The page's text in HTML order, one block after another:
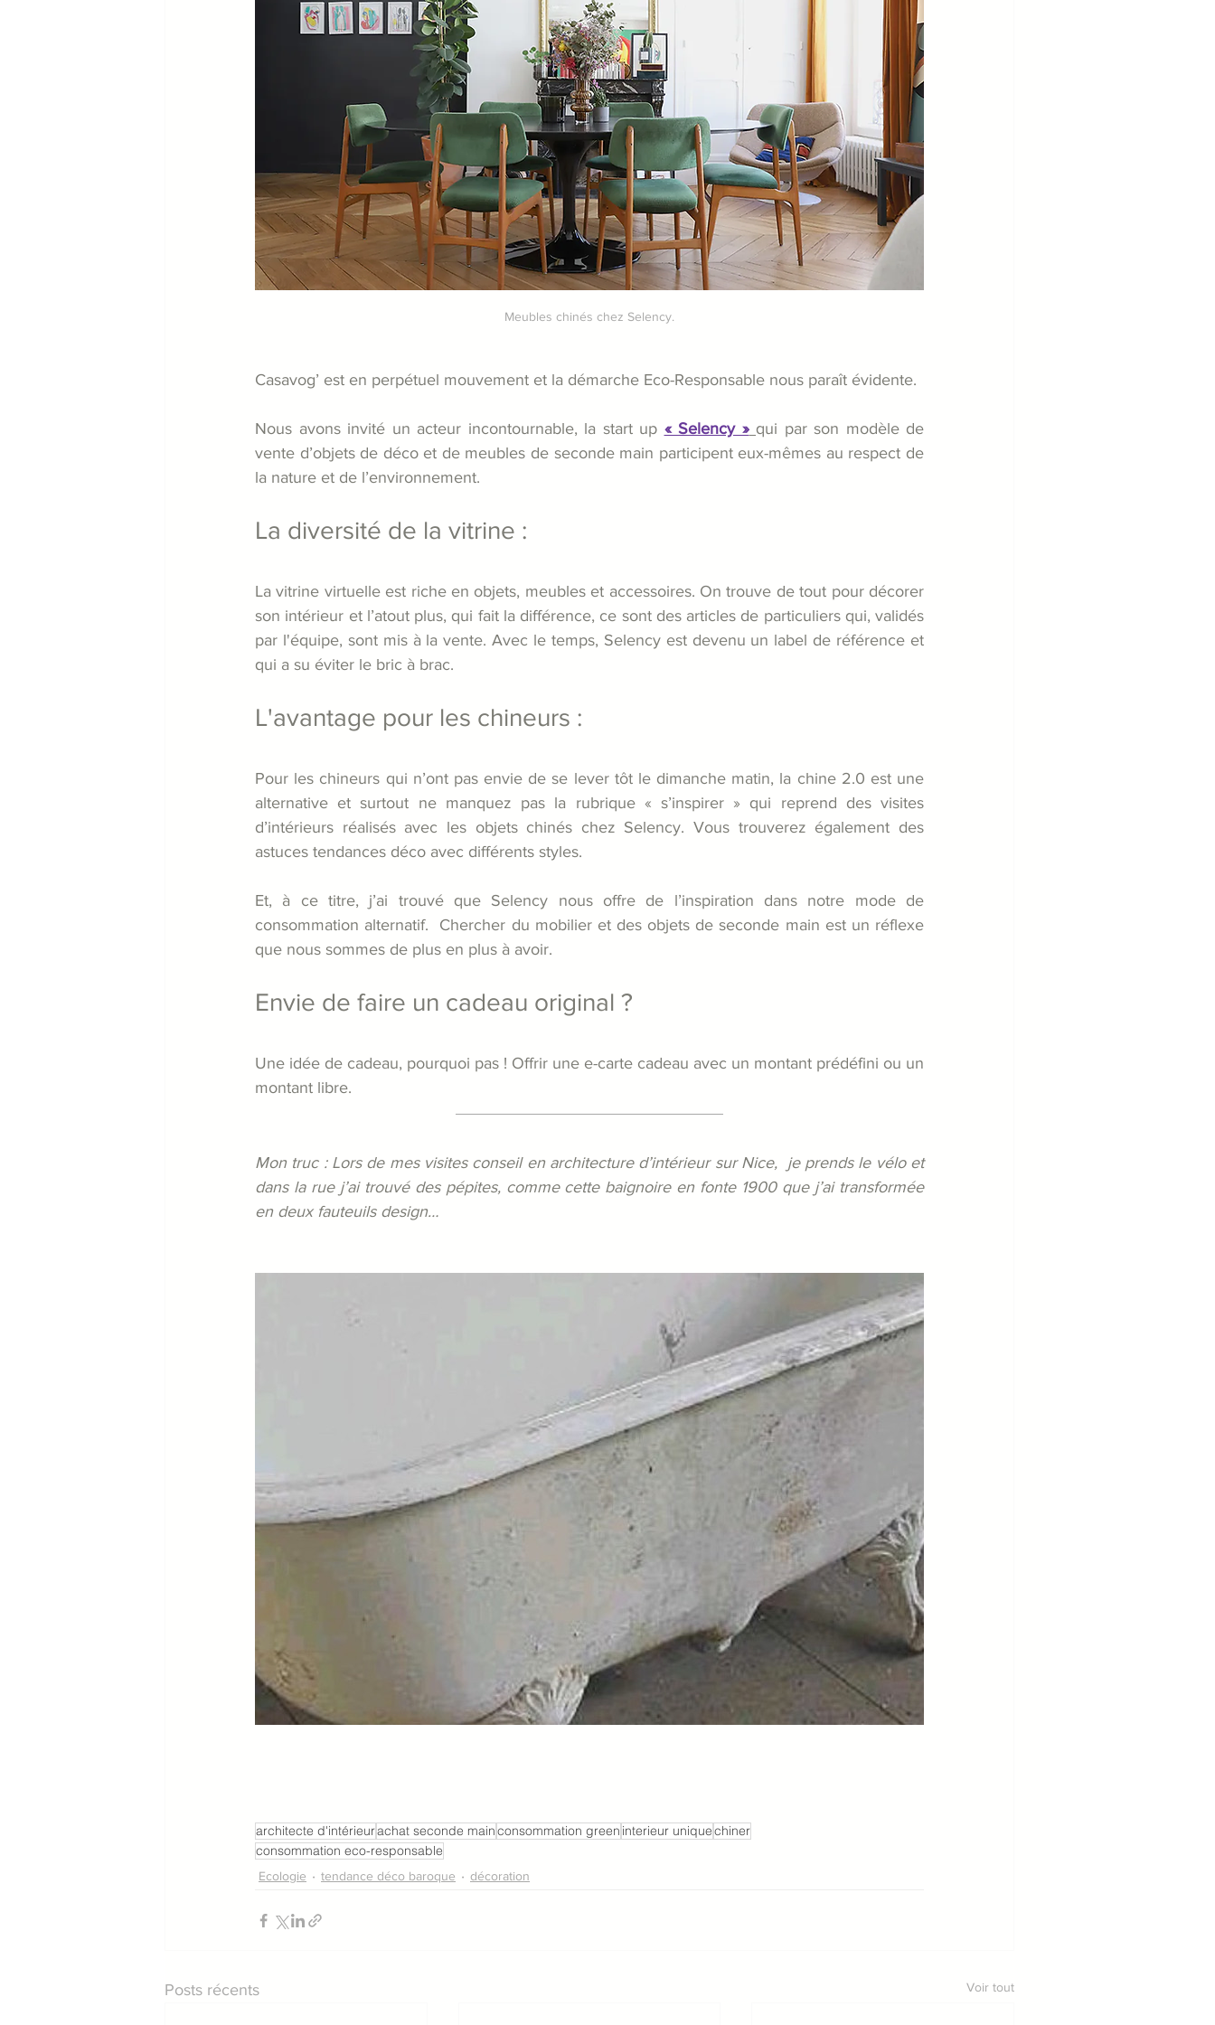
Meubles chinés chez Selency.
Casavog’ est en perpétuel mouvement et la démarche Eco-Responsable nous paraît évidente.
Nous avons invité un acteur incontournable, la start up « Selency » qui par son modèle de
vente d’objets de déco et de meubles de seconde main participent eux-mêmes au respect de
la nature et de l’environnement.
La diversité de la vitrine :
La vitrine virtuelle est riche en objets, meubles et accessoires. On trouve de tout pour décorer
son intérieur et l’atout plus, qui fait la différence, ce sont des articles de particuliers qui, validés
par l'équipe, sont mis à la vente. Avec le temps, Selency est devenu un label de référence et
qui a su éviter le bric à brac.
L'avantage pour les chineurs :
Pour les chineurs qui n’ont pas envie de se lever tôt le dimanche matin, la chine 2.0 est une
alternative et surtout ne manquez pas la rubrique « s’inspirer » qui reprend des visites
d’intérieurs réalisés avec les objets chinés chez Selency. Vous trouverez également des
astuces tendances déco avec différents styles.
Et, à ce titre, j’ai trouvé que Selency nous offre de l’inspiration dans notre mode de
consommation alternatif.  Chercher du mobilier et des objets de seconde main est un réflexe
que nous sommes de plus en plus à avoir.
Envie de faire un cadeau original ?
Une idée de cadeau, pourquoi pas ! Offrir une e-carte cadeau avec un montant prédéfini ou un
montant libre.
Mon truc : Lors de mes visites conseil en architecture d’intérieur sur Nice,  je prends le vélo et
dans la rue j’ai trouvé des pépites, comme cette baignoire en fonte 1900 que j’ai transformée
en deux fauteuils design…
architecte d'intérieurachat seconde mainconsommation green interieur uniquechiner
consommation eco-responsable
Ecologie tendance déco baroque décoration
Posts récents Voir tout